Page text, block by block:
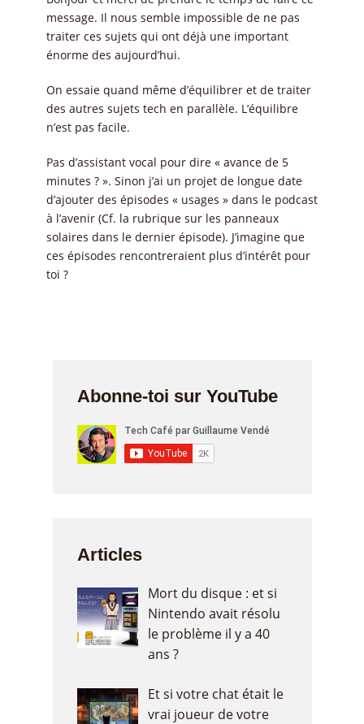
message. Il nous semble impossible de ne pas
traiter ces sujets qui ont déjà une important
énorme des aujourd’hui.
On essaie quand même d’équilibrer et de traiter
des autres sujets tech en parallèle. L’équilibre
n’est pas facile.
Pas d’assistant vocal pour dire « avance de 5
minutes ? ». Sinon j’ai un projet de longue date
d’ajouter des épisodes « usages » dans le podcast
à l’avenir (Cf. la rubrique sur les panneaux
solaires dans le dernier épisode). J’imagine que
ces épisodes rencontreraient plus d’intérêt pour
toi ?
Abonne-toi sur YouTube
Articles
Mort du disque : et si
Nintendo avait résolu
le problème il y a 40
ans ?
Et si votre chat était le
vrai joueur de votre